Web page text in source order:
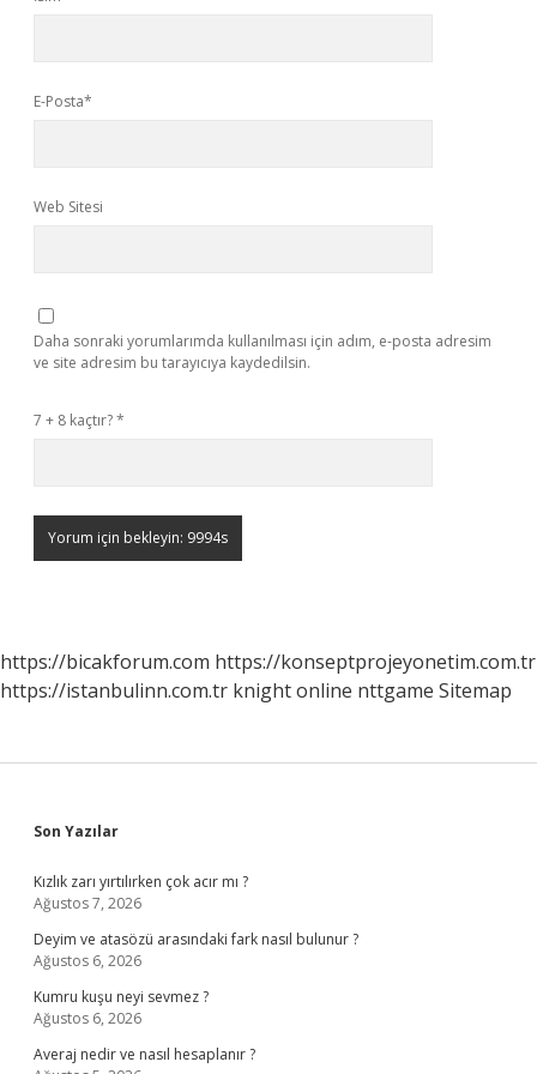
E-Posta*
Web Sitesi
Daha sonraki yorumlarımda kullanılması için adım, e-posta adresim
ve site adresim bu tarayıcıya kaydedilsin.
7 + 8 kaçtır?*
https://bicakforum.com https://konseptprojeyonetim.com.tr
https://istanbulinn.com.tr knight online nttgame Sitemap
Sidebar
Son Yazılar
Kızlık zarı yırtılırken çok acır mı ?
Ağustos 7, 2026
Deyim ve atasözü arasındaki fark nasıl bulunur ?
Ağustos 6, 2026
Kumru kuşu neyi sevmez ?
Ağustos 6, 2026
Averaj nedir ve nasıl hesaplanır ?